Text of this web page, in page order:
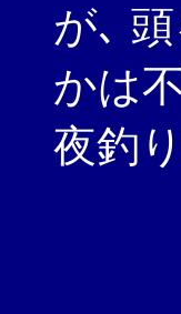
が､
かは
夜釣